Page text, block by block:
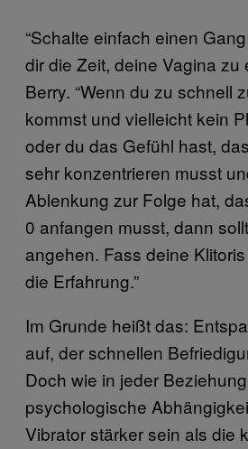
“Schalte einfach einen
dir die Zeit, deine Vagina zu
Berry. “Wenn du zu schnell
kommst und vielleicht kein
oder du das Gefühl hast,
sehr konzentrieren musst
Ablenkung zur Folge hat,
0 anfangen musst, dann
angehen. Fass deine
die Erfahrung.”
Im Grunde heißt das:
auf, der schnellen
Doch wie in jeder
psychologische
Vibrator stärker sein als die